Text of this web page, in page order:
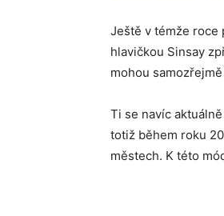
Ještě v témže roce
hlavičkou Sinsay
mohou
Ti se navíc
totiž během roku
městech. K této